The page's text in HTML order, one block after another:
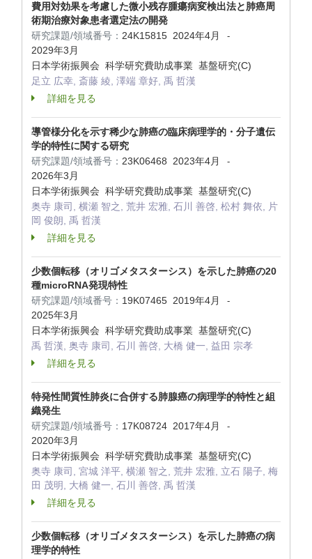
費用対効果を考慮した微小残存腫瘍病変検出法と肺癌周
術期治療対象患者選定法の開発
研究課題/領域番号： 24K15815 2024年4月 -
2029年3月
日本学術振興会 科学研究費助成事業 基盤研究(C)
足立 広幸, 斎藤 綾, 澤端 章好, 禹 哲漢
詳細を見る
導管様分化を示す稀少な肺癌の臨床病理学的・分子遺伝
学的特性に関する研究
研究課題/領域番号： 23K06468 2023年4月 -
2026年3月
日本学術振興会 科学研究費助成事業 基盤研究(C)
奥寺 康司, 横瀬 智之, 荒井 宏雅, 石川 善啓, 松村 舞依, 片
岡 俊朗, 禹 哲漢
詳細を見る
少数個転移（オリゴメタスターシス）を示した肺癌の20
種microRNA発現特性
研究課題/領域番号： 19K07465 2019年4月 -
2025年3月
日本学術振興会 科学研究費助成事業 基盤研究(C)
禹 哲漢, 奥寺 康司, 石川 善啓, 大橋 健一, 益田 宗孝
詳細を見る
特発性間質性肺炎に合併する肺腺癌の病理学的特性と組
織発生
研究課題/領域番号： 17K08724 2017年4月 -
2020年3月
日本学術振興会 科学研究費助成事業 基盤研究(C)
奥寺 康司, 宮城 洋平, 横瀬 智之, 荒井 宏雅, 立石 陽子, 梅
田 茂明, 大橋 健一, 石川 善啓, 禹 哲漢
詳細を見る
少数個転移（オリゴメタスターシス）を示した肺癌の病
理学的特性